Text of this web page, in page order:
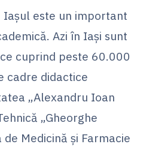
este un important
Azi în Iaşi sunt
cuprind peste 60.000
cadre didactice
„Alexandru Ioan
„Gheorghe
Medicină şi Farmacie